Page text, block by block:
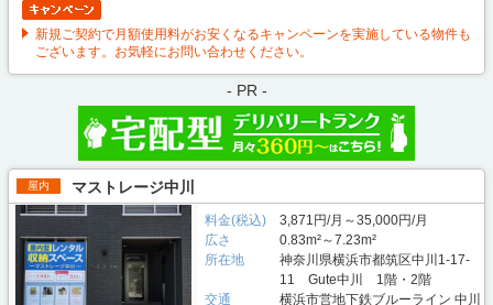
新規ご契約で月額使用料がお安くなるキャンペーンを実施している物件も
ございます。お気軽にお問い合わせください。
- PR -
屋内 マストレージ中川
料金(税込)
3,871円/月～35,000円/月
広さ
0.83m²～7.23m²
所在地
神奈川県横浜市都筑区中川1-17-
11 Gute中川 1階・2階
交通
横浜市営地下鉄ブルーライン 中川